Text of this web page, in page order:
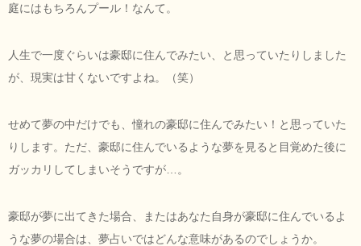
庭にはもちろんプール！なんて。
人生で一度ぐらいは豪邸に住んでみたい、と思っていたりしました
が、現実は甘くないですよね。（笑）
せめて夢の中だけでも、憧れの豪邸に住んでみたい！と思っていた
りします。ただ、豪邸に住んでいるような夢を見ると目覚めた後に
ガッカリしてしまいそうですが…。
豪邸が夢に出てきた場合、またはあなた自身が豪邸に住んでいるよ
うな夢の場合は、夢占いではどんな意味があるのでしょうか。